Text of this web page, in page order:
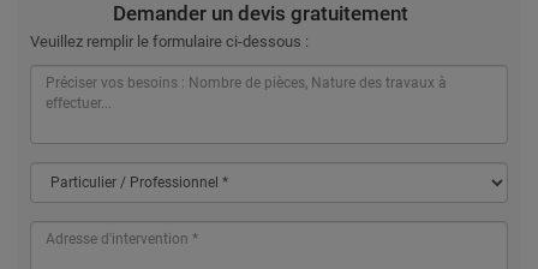
Demander un devis gratuitement
Veuillez remplir le formulaire ci-dessous :